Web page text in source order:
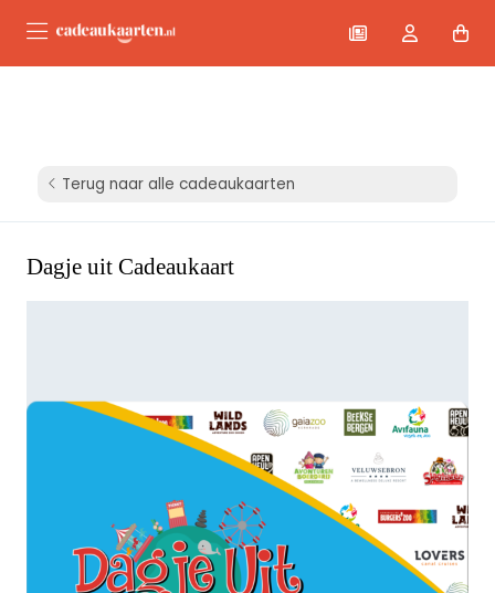
Terug naar alle cadeaukaarten
Dagje uit Cadeaukaart